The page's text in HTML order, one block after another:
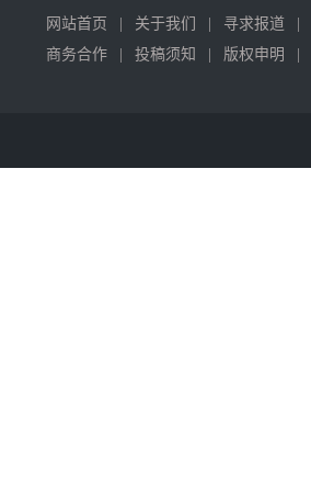
网站首页 关于我们 寻求报道
商务合作
投稿须知 版权申明